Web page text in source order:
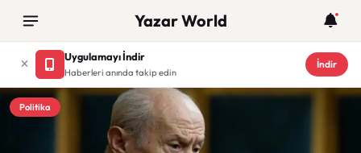
Yazar World
Uygulamayı İndir
Haberleri anında takip edin
İndir
Politika